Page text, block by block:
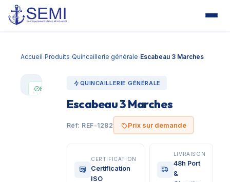
Accueil›Produits›Quincaillerie générale›Escabeau 3 Marches
En stock
QUINCAILLERIE GÉNÉRALE
Escabeau 3 Marches
Réf: REF-1282 Prix sur demande
CERTIFICATION
Certification
ISO
LIVRAISON
48h Port
&